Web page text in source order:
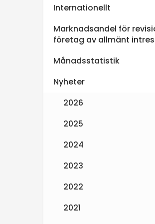
n
p
Internationellt
Marknadsandel för
företag av allmänt
Månadsstatistik
Nyheter
2026
2025
2024
2023
2022
2021